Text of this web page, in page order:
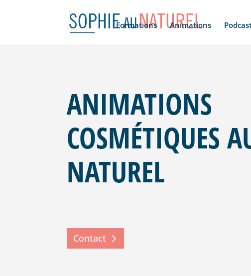
Formations Animations
ANIMATIONS
COSMÉTIQUES
NATUREL
Contact